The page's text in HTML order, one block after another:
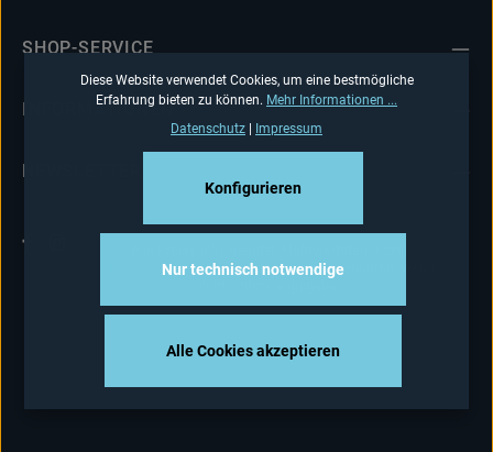
SHOP-SERVICE
INFORMATIONEN
Versandkostenund ggf. Nachnahmegebühren, wenn
Diese Website verwendet Cookies, um eine bestmögliche
Erfahrung bieten zu können. Mehr Informationen ...
Datenschutz | Impressum
Nur technisch notwendige
Konfigurieren
Alle Cookies akzeptieren